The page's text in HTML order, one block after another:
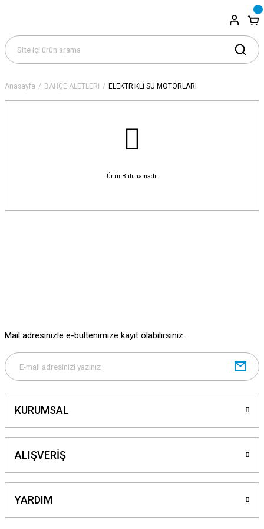
Anasayfa BAHÇE ALETLERİ ELEKTRİKLİ SU MOTORLARI
Ürün Bulunamadı.
Mail adresinizle e-bültenimize kayıt olabilirsiniz.
KURUMSAL
ALIŞVERİŞ
YARDIM